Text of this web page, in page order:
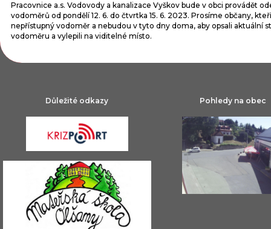
Pracovnice a.s. Vodovody a kanalizace Vyškov bude v obci provádět
vodoměrů od pondělí 12. 6. do čtvrtka 15. 6. 2023. Prosíme občany,
nepřístupný vodoměr a nebudou v tyto dny doma, aby opsali aktuální
vodoměru a vylepili na viditelné místo.
Důležité odkazy Pohledy na obec